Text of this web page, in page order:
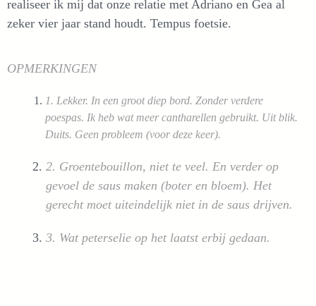
realiseer ik mij dat onze relatie met Adriano en Gea al
zeker vier jaar stand houdt. Tempus foetsie.
OPMERKINGEN
1. Lekker. In een groot diep bord. Zonder verdere
poespas. Ik heb wat meer cantharellen gebruikt. Uit blik.
Duits. Geen probleem (voor deze keer).
2. Groentebouillon, niet te veel. En verder op
gevoel de saus maken (boter en bloem). Het
gerecht moet uiteindelijk niet in de saus drijven.
3. Wat peterselie op het laatst erbij gedaan.